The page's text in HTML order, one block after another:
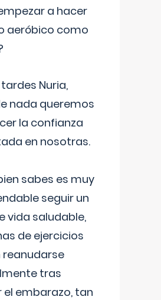
a hacer
aeróbico como
Nuria,
nada queremos
la confianza
en nosotras.
sabes es muy
seguir un
vida saludable,
de ejercicios
reanudarse
tras
el embarazo, tan